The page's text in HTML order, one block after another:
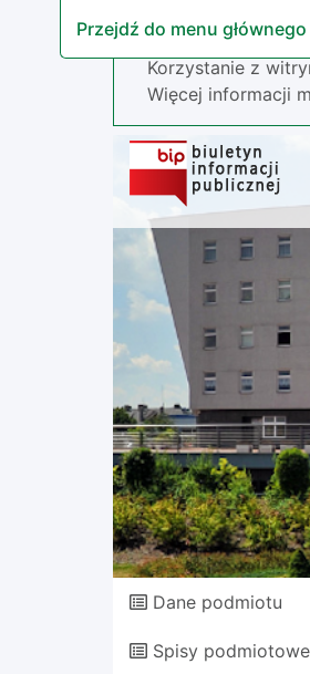
Przejdź do menu głównego
Nasza strona
Korzystanie z
Więcej informacji
Dane podmiotu
Spisy podmiotowe